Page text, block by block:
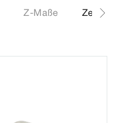
Z-Maße